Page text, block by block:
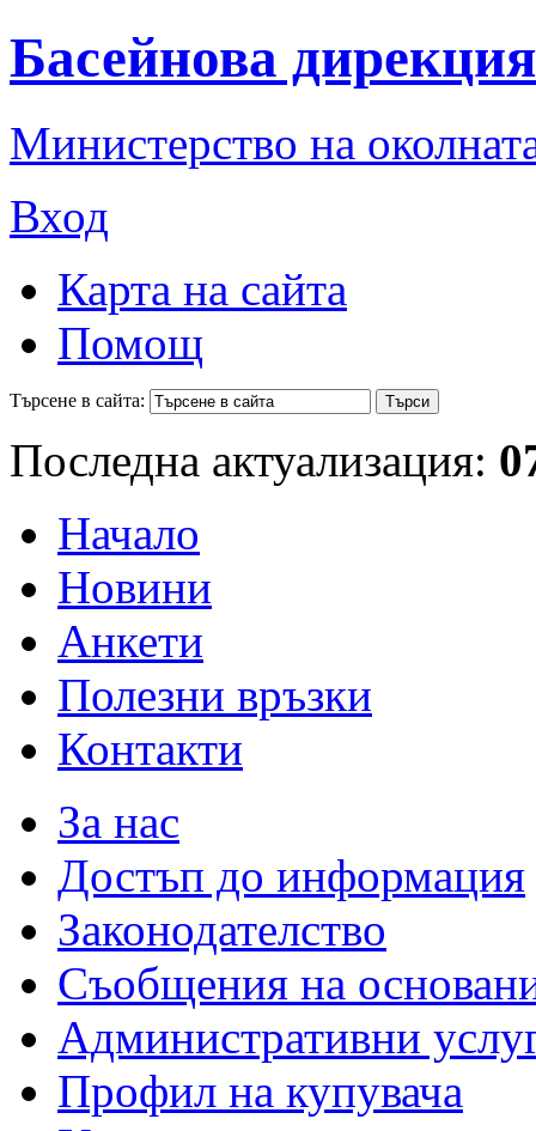
Басейнова
Министерство на
Вход
Карта на сайта
Помощ
Търсене в сайта:
Последна актуализация:
Начало
Новини
Анкети
Полезни връзки
Контакти
За нас
Достъп до информация
Законодателство
Съобщения на
Административни
Профил на купувача